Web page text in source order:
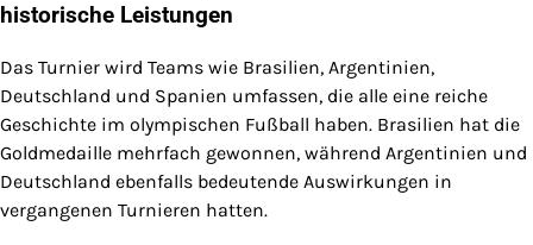
historische Leistungen
Das Turnier wird Teams wie Brasilien, Argentinien,
Deutschland und Spanien umfassen, die alle eine reiche
Geschichte im olympischen Fußball haben. Brasilien hat die
Goldmedaille mehrfach gewonnen, während Argentinien und
Deutschland ebenfalls bedeutende Auswirkungen in
vergangenen Turnieren hatten.